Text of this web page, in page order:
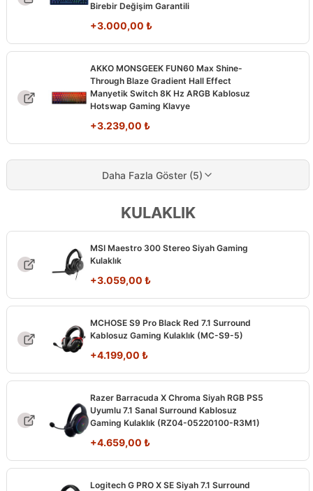
Birebir Değişim Garantili
+3.000,00 ₺
AKKO MONSGEEK FUN60 Max Shine-
Through Blaze Gradient Hall Effect
Manyetik Switch 8K Hz ARGB Kablosuz
Hotswap Gaming Klavye
+3.239,00 ₺
Daha Fazla Göster (5)
KULAKLIK
MSI Maestro 300 Stereo Siyah Gaming
Kulaklık
+3.059,00 ₺
MCHOSE S9 Pro Black Red 7.1 Surround
Kablosuz Gaming Kulaklık (MC-S9-5)
+4.199,00 ₺
Razer Barracuda X Chroma Siyah RGB PS5
Uyumlu 7.1 Sanal Surround Kablosuz
Gaming Kulaklık (RZ04-05220100-R3M1)
+4.659,00 ₺
Logitech G PRO X SE Siyah 7.1 Surround